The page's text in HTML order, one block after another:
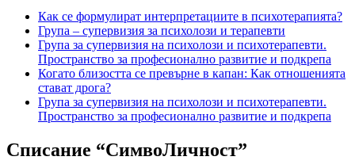
Как се формулират интерпретациите в психотерапията?
Група – супервизия за психолози и терапевти
Група за супервизия на психолози и психотерапевти.
Пространство за професионално развитие и подкрепа
Когато близостта се превърне в капан: Как отношенията
стават дрога?
Група за супервизия на психолози и психотерапевти.
Пространство за професионално развитие и подкрепа
Списание “СимвоЛичност”